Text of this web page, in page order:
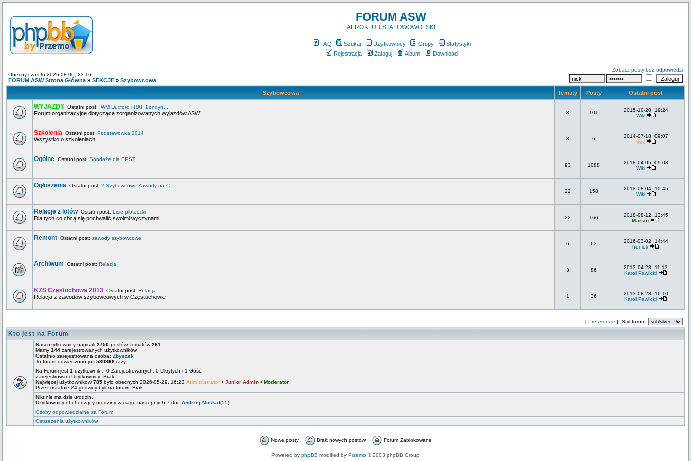
FORUM ASW
AEROKLUB STALOWOWOLSKI
FAQ Szukaj Użytkownicy Grupy
Statystyki
Rejestracja
Zaloguj Album Download
Obecny czas to 2026-08-06, 23:16
FORUM ASW Strona Główna » SEKCJE » Szybowcowa
Zobacz posty bez odpowiedzi
Szybowcowa Tematy Posty Ostatni post
WYJAZDY Ostatni post: IWM Duxford i RAF Londyn...
Forum organizacyjne dotyczące zorganizowanych wyjazdów ASW 3 101
2015-10-20, 19:24
Wiki
Szkolenia Ostatni post: Podstawówka 2014
Wszystko o szkoleniach 3 6
2014-07-18, 09:07
Vex
Ogólne Ostatni post: Sondaże dla EPST
93
1088
2018-04-05, 09:03
Wiki
Ogłoszenia Ostatni post: 2 Szybowcowe Zawody na C...
22
158
2018-08-04, 10:45
Wiki
Relacje z lotówOstatni post: Lisie ploteczki
Dla tych co chcą się pochwalić swoimi wyczynami.. 22 166
2018-08-12, 13:45
Marian
Remont Ostatni post: zawody szybowcowe
6
63
2016-03-02, 14:44
heniek
Archiwum Ostatni post: Relacja
3
86
2013-04-28, 11:13
Karol Pawlicki
KZS Częstochowa 2013 Ostatni post: Relacja
Relacja z zawodów szybowcowych w Częstochowie 1 36
2013-08-28, 16:10
Karol Pawlicki
[ Preferencje ] Styl forum:
Kto jest na Forum
Nasi użytkownicy napisali 2750 postów, tematów281
Mamy 144 zarejestrowanych użytkowników
Ostatnio zarejestrowana osoba: Zbyszek
To forum odwiedzono już 530866 razy
Na Forum jest 1 użytkownik :: 0 Zarejestrowanych, 0 Ukrytych i 1 Gość
Zarejestrowani Użytkownicy: Brak
Najwięcej użytkowników785 było obecnych 2026-05-29, 16:23 Administrator • Junior Admin • Moderator
Przez ostatnie 24 godziny byli na forum: Brak
Nikt nie ma dziś urodzin.
Użytkownicy obchodzący urodziny w ciągu następnych 7 dni: Andrzej Moskal(55)
Osoby odpowiedzialne za Forum
Ostrzeżenia użytkowników
Nowe posty Brak nowych postów Forum Zablokowane
Powered by phpBB modified by Przemo © 2003 phpBB Group